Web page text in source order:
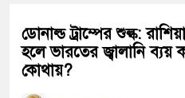
ডোনাল্ড ট্রাম্পের শুল্ক:
হলে ভারতের জ্বালানি
কোথায়?